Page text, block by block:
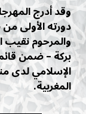
وقد أدرج
دورته الأولى
والمرحوم نقيب
بركة – ضمن
الإسلامي لدى
المغربية.